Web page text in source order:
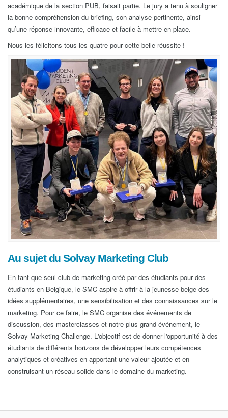
académique de la section PUB, faisait partie. Le jury a tenu à souligner
la bonne compréhension du briefing, son analyse pertinente, ainsi
qu’une réponse innovante, efficace et facile à mettre en place.
Nous les félicitons tous les quatre pour cette belle réussite !
Au sujet du Solvay Marketing Club
En tant que seul club de marketing créé par des étudiants pour des
étudiants en Belgique, le SMC aspire à offrir à la jeunesse belge des
idées supplémentaires, une sensibilisation et des connaissances sur le
marketing. Pour ce faire, le SMC organise des événements de
discussion, des masterclasses et notre plus grand événement, le
Solvay Marketing Challenge. L'objectif est de donner l'opportunité à des
étudiants de différents horizons de développer leurs compétences
analytiques et créatives en apportant une valeur ajoutée et en
construisant un réseau solide dans le domaine du marketing.